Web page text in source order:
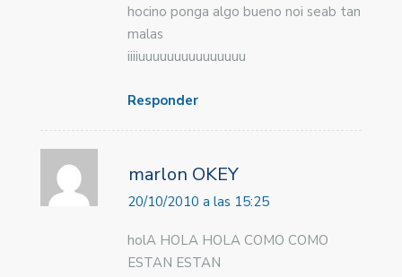
hocino ponga algo bueno noi seab tan
malas
iiiiuuuuuuuuuuuuuuu
Responder
marlon OKEY
20/10/2010 a las 15:25
holA HOLA HOLA COMO COMO
ESTAN ESTAN